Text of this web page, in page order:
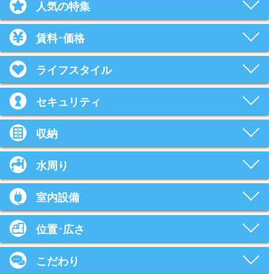
人気の特集
賃料･価格
ライフスタイル
セキュリティ
収納
水周り
室内設備
位置･広さ
こだわり